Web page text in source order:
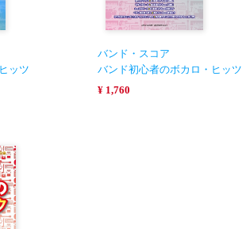
ッツ
バンド・スコア
バンド初心者のボカロ・ヒッツ
¥ 1,760